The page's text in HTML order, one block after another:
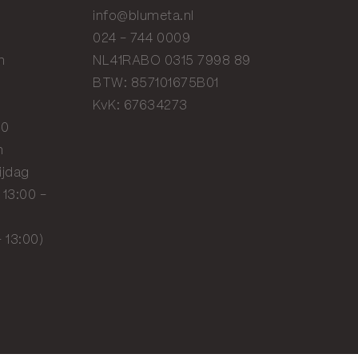
-
13:00)
info@blumeta.nl
024 - 744 0009
NL41RABO 0315 7998 89
BTW: 857101675B01
KvK: 67634273